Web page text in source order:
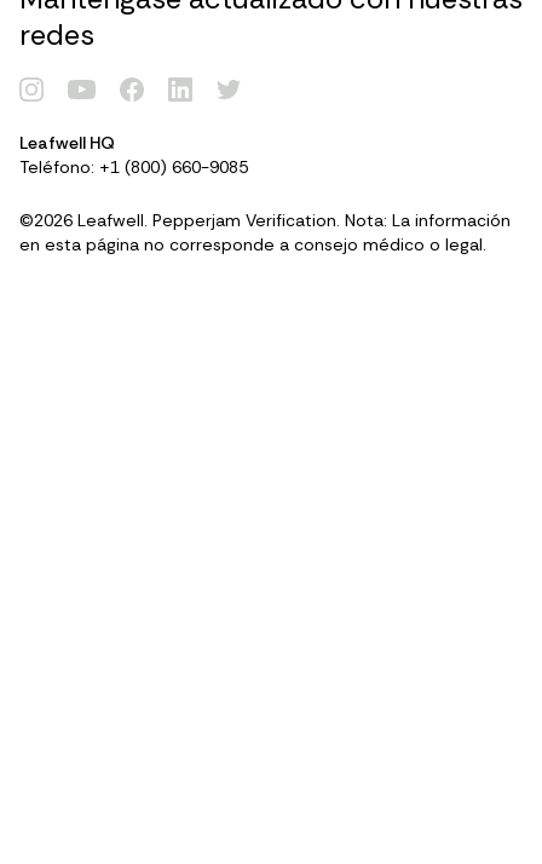
redes
Leafwell HQ
Teléfono: +1 (800) 660-9085
©2026 Leafwell. Pepperjam Verification. Nota: La información
en esta página no corresponde a consejo médico o legal.